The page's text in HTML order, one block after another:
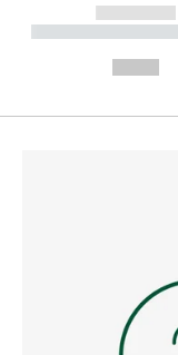
------------
-----------